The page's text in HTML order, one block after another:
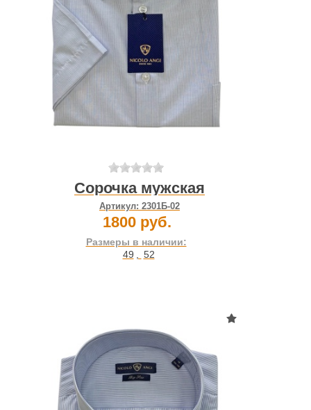
Сорочка мужская
Артикул: 2301Б-02
1800 руб.
Размеры в наличии:
49 , 52